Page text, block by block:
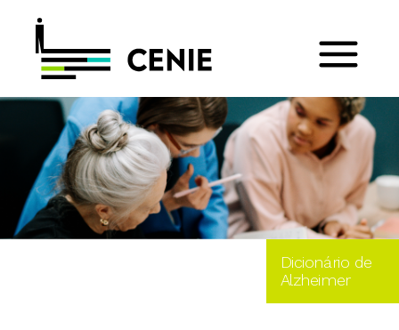
Dicionário de
Alzheimer